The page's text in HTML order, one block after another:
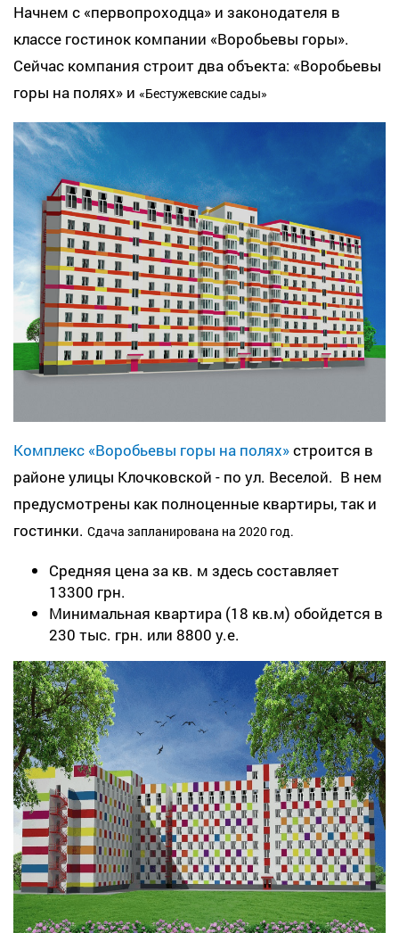
Начнем с «первопроходца» и законодателя в
классе гостинок компании «Воробьевы горы».
Сейчас компания строит два объекта: «Воробьевы
горы на полях» и «Бестужевские сады»
Комплекс «Воробьевы горы на полях»строится в
районе улицы Клочковской - по ул. Веселой. В нем
предусмотрены как полноценные квартиры, так и
гостинки. Сдача запланирована на 2020 год.
Средняя цена за кв. м здесь составляет
13300 грн.
Минимальная квартира (18 кв.м) обойдется в
230 тыс. грн. или 8800 у.е.